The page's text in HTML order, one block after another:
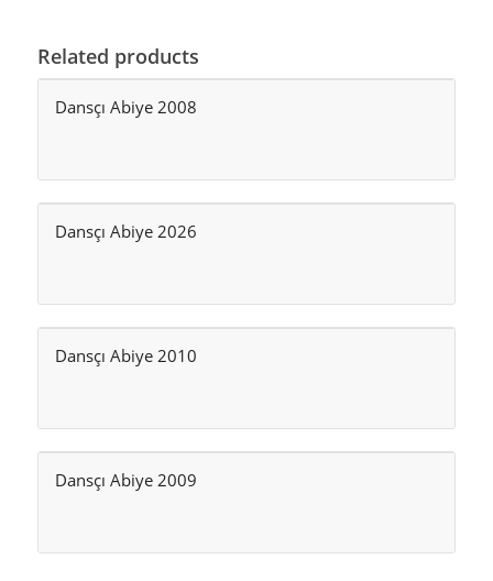
Related products
Dansçı Abiye 2008
Dansçı Abiye 2026
Dansçı Abiye 2010
Dansçı Abiye 2009